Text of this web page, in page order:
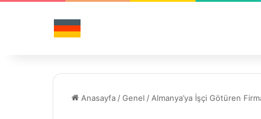
Anasayfa /Genel / Almanya’ya İşçi Götüren